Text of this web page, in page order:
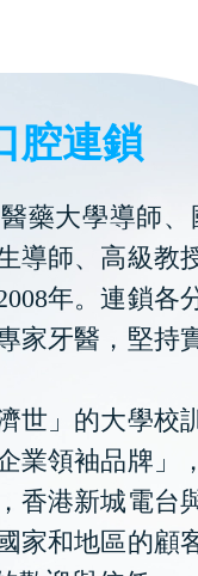
腔連鎖
藥大學導師、
導師、高級教
年。連鎖各
家牙醫，堅持
世」的大學校
業領袖品牌」
香港新城電台
家和地區的顧